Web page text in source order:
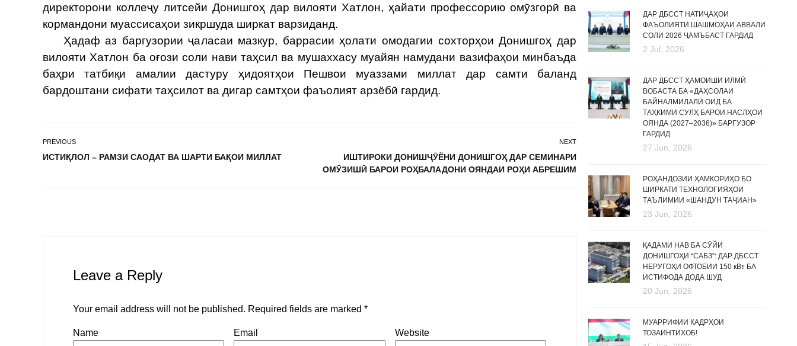
директорони коллеҷу литсейи Донишгоҳ дар вилояти Хатлон, ҳайати профессорию омӯзгорӣ ва
кормандони муассисаҳои зикршуда ширкат варзиданд.
Ҳадаф аз баргузории ҷаласаи мазкур, баррасии ҳолати омодагии сохторҳои Донишгоҳ дар
вилояти Хатлон ба оғози соли нави таҳсил ва мушаххасу муайян намудани вазифаҳои минбаъда
баҳри татбиқи амалии дастуру ҳидоятҳои Пешвои муаззами миллат дар самти баланд
бардоштани сифати таҳсилот ва дигар самтҳои фаъолият арзёбӣ гардид.
PREVIOUS
ИСТИҚЛОЛ – РАМЗИ САОДАТ ВА ШАРТИ БАҚОИ МИЛЛАТ
NEXT
ИШТИРОКИ ДОНИШҶӮЁНИ ДОНИШГОҲ ДАР СЕМИНАРИ
ОМӮЗИШӢ БАРОИ РОҲБАЛАДОНИ ОЯНДАИ РОҲИ АБРЕШИМ
Leave a Reply
Your email address will not be published. Required fields are marked *
Name Email Website
ДАР ДБССТ НАТИҶАҲОИ
ФАЪОЛИЯТИ ШАШМОҲАИ АВВАЛИ
СОЛИ 2026 ҶАМЪБАСТ ГАРДИД
2 Jul, 2026
ДАР ДБССТ ҲАМОИШИ ИЛМӢ
ВОБАСТА БА «ДАҲСОЛАИ
БАЙНАЛМИЛАЛӢ ОИД БА
ТАҲКИМИ СУЛҲ БАРОИ НАСЛҲОИ
ОЯНДА (2027–2036)» БАРГУЗОР
ГАРДИД
27 Jun, 2026
РОҲАНДОЗИИ ҲАМКОРИҲО БО
ШИРКАТИ ТЕХНОЛОГИЯҲОИ
ТАЪЛИМИИ «ШАНДУН ТАҶИАН»
23 Jun, 2026
ҚАДАМИ НАВ БА СӮЙИ
ДОНИШГОҲИ “САБЗ”: ДАР ДБССТ
НЕРУГОҲИ ОФТОБИИ 150 кВт БА
ИСТИФОДА ДОДА ШУД
20 Jun, 2026
МУАРРИФИИ КАДРҲОИ
ТОЗАИНТИХОБ!